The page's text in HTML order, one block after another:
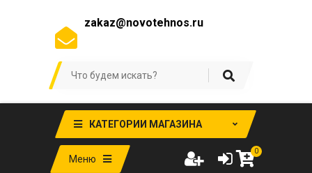
zakaz@novotehnos.ru
КАТЕГОРИИ МАГАЗИНА
Меню
0